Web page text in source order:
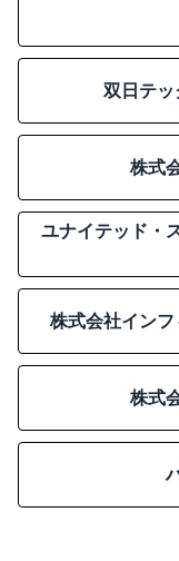
双日テ
株式
ユナイテッド・
株式会社イン
株式